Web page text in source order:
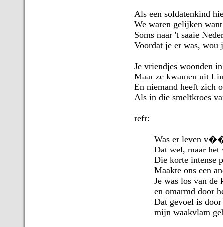
Als een soldatenkind
We waren gelijken
Soms naar 't saaie
Voordat je er was, wou
Je vriendjes woonden
Maar ze kwamen uit
En niemand heeft zich
Als in die smeltkroes
refr:
Was er leven
Dat wel, maar het
Die korte intense
Maakte ons een
Je was los van de
en omarmd door
Dat gevoel is door
mijn waakvlam